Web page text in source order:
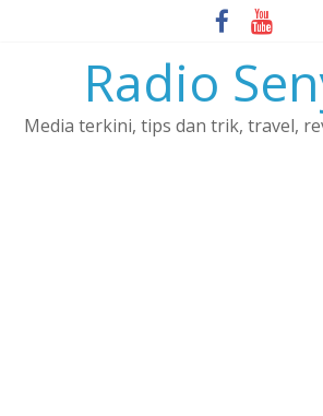
Radio
Media terkini, tips dan trik, travel,